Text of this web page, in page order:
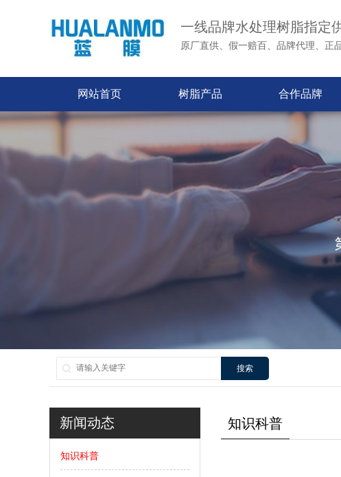
一线品牌水处理树脂指定
原厂直供、假一赔百、品牌代理、正
网站首页 树脂产品 合作品牌
搜索
新闻动态
知识科普
知识科普